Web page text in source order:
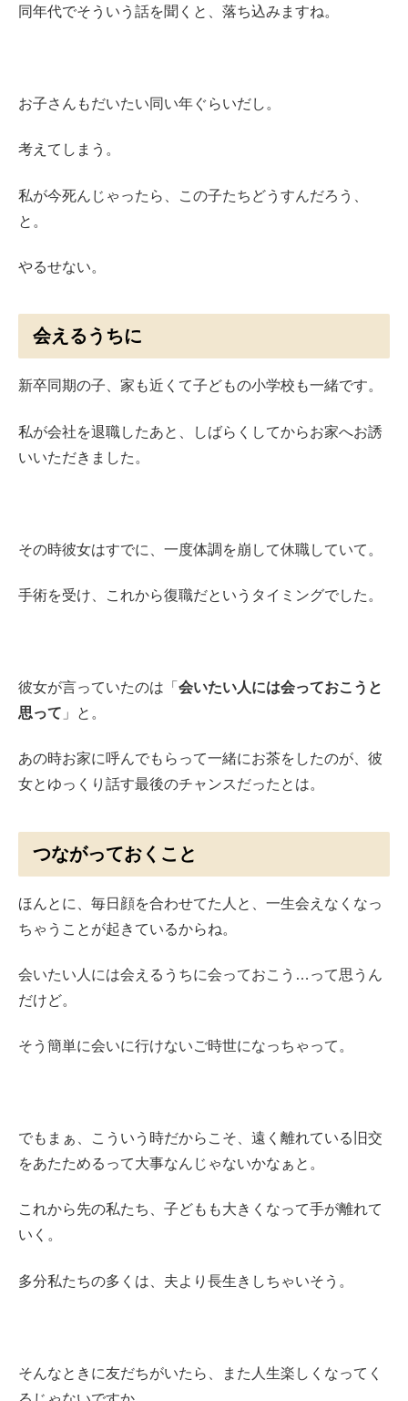
同年代でそういう話を聞くと、落ち込みますね。
お子さんもだいたい同い年ぐらいだし。
考えてしまう。
私が今死んじゃったら、この子たちどうすんだろう、
と。
やるせない。
会えるうちに
新卒同期の子、家も近くて子どもの小学校も一緒です。
私が会社を退職したあと、しばらくしてからお家へお誘
いいただきました。
その時彼女はすでに、一度体調を崩して休職していて。
手術を受け、これから復職だというタイミングでした。
彼女が言っていたのは「 会いたい人には会っておこうと
思って 」と。
あの時お家に呼んでもらって一緒にお茶をしたのが、彼
女とゆっくり話す最後のチャンスだったとは。
つながっておくこと
ほんとに、毎日顔を合わせてた人と、一生会えなくなっ
ちゃうことが起きているからね。
会いたい人には会えるうちに会っておこう…って思うん
だけど。
そう簡単に会いに行けないご時世になっちゃって。
でもまぁ、こういう時だからこそ、遠く離れている旧交
をあたためるって大事なんじゃないかなぁと。
これから先の私たち、子どもも大きくなって手が離れて
いく。
多分私たちの多くは、夫より長生きしちゃいそう。
そんなときに友だちがいたら、また人生楽しくなってく